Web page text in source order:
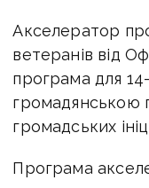
Акселератор
ветеранів від
програма для
громадянською
громадських
Програма